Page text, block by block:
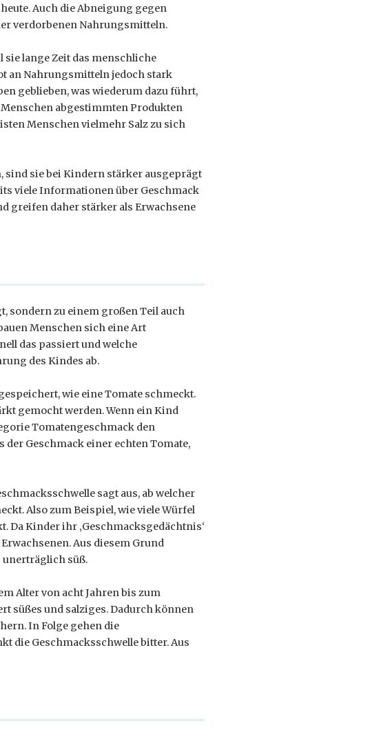
Auch die Abneigung gegen
verdorbenen Nahrungsmitteln.
lange Zeit das menschliche
an Nahrungsmitteln jedoch stark
geblieben, was wiederum dazu führt,
abgestimmten Produkten
Menschen vielmehr Salz zu sich
sind sie bei Kindern stärker ausgeprägt
viele Informationen über Geschmack
greifen daher stärker als Erwachsene
sondern zu einem großen Teil auch
Menschen sich eine Art
das passiert und welche
des Kindes ab.
wie eine Tomate schmeckt.
gemocht werden. Wenn ein Kind
Tomatengeschmack den
der Geschmack einer echten Tomate,
sagt aus, ab welcher
Also zum Beispiel, wie viele Würfel
Da Kinder ihr ‚Geschmacksgedächtnis‘
Aus diesem Grund
unerträglich süß.
Alter von acht Jahren bis zum
süßes und salziges. Dadurch können
In Folge gehen die
die Geschmacksschwelle bitter. Aus